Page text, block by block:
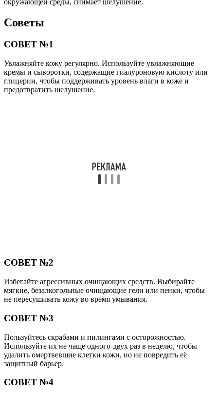
окружающей среды, снимает шелушение.
Советы
СОВЕТ №1
Увлажняйте кожу регулярно. Используйте увлажняющие
кремы и сыворотки, содержащие гиалуроновую кислоту или
глицерин, чтобы поддерживать уровень влаги в коже и
предотвратить шелушение.
СОВЕТ №2
Избегайте агрессивных очищающих средств. Выбирайте
мягкие, безалкогольные очищающие гели или пенки, чтобы
не пересушивать кожу во время умывания.
СОВЕТ №3
Пользуйтесь скрабами и пилингами с осторожностью.
Используйте их не чаще одного-двух раз в неделю, чтобы
удалить омертвевшие клетки кожи, но не повредить её
защитный барьер.
СОВЕТ №4